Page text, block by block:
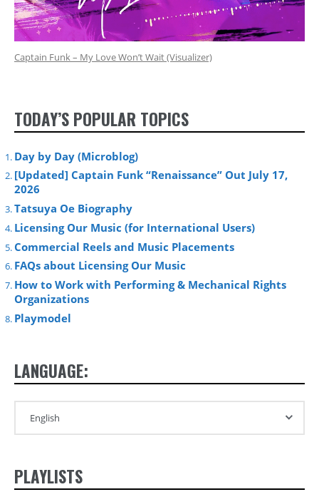
Captain Funk – My Love Won’t Wait (Visualizer)
TODAY’S POPULAR TOPICS
Day by Day (Microblog)
[Updated] Captain Funk “Renaissance” Out July 17,
2026
Tatsuya Oe Biography
Licensing Our Music (for International Users)
Commercial Reels and Music Placements
FAQs about Licensing Our Music
How to Work with Performing & Mechanical Rights
Organizations
Playmodel
LANGUAGE:
PLAYLISTS